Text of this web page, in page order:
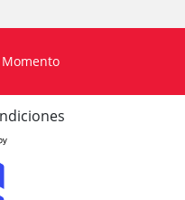
Momento